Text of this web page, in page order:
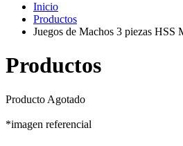
Inicio
Productos
Juegos de Machos 3 piezas
Productos
Producto Agotado
*imagen referencial